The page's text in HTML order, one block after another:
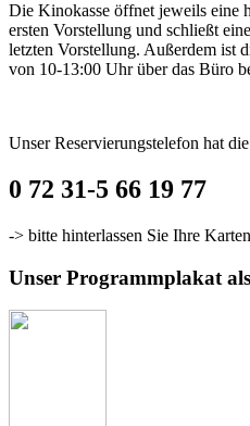
Die Kinokasse öffnet jeweils eine
ersten Vorstellung und schließt
letzten Vorstellung. Außerdem ist
von 10-13:00 Uhr über das Büro
Unser Reservierungstelefon hat
0 72 31-5 66 19 77
-> bitte hinterlassen Sie Ihre
Unser Programmplakat